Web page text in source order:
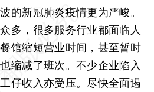
新冠肺炎疫情更为严峻。
多，很多服务行业都面临人
馆缩短营业时间，甚至暂时
缩减了班次。不少企业陷入
仔收入亦受压。尽快全面遏